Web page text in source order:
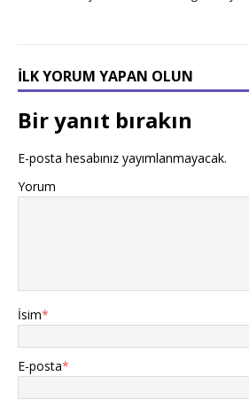
İLK YORUM YAPAN OLUN
Bir yanıt bırakın
E-posta hesabınız yayımlanmayacak.
Yorum
İsim*
E-posta*